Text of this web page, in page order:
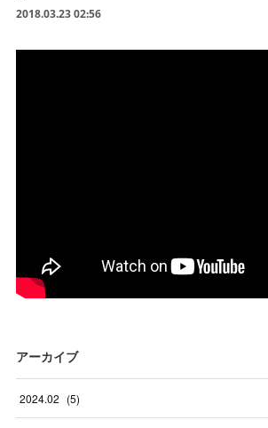
2018.03.23 02:56
アーカイブ
2024.02 (5)